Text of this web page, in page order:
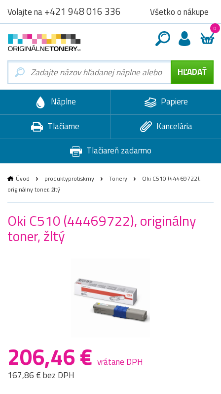
Volajte na+421 948 016 336 Všetko o nákupe
0
Náplne
Papiere
Tlačiarne
Kancelária
Tlačiareň zadarmo
Úvod produktyprotiskrny Tonery
Oki C510 (44469722),
originálny toner, žltý
Oki C510 (44469722), originálny
toner, žltý
206,46 € vrátane DPH
167,86 € bez DPH